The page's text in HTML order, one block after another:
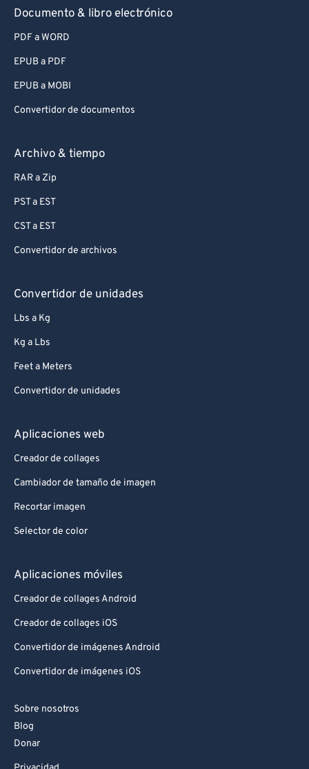
Documento & libro electrónico
PDF a WORD
EPUB a PDF
EPUB a MOBI
Convertidor de documentos
Archivo & tiempo
RAR a Zip
PST a EST
CST a EST
Convertidor de archivos
Convertidor de unidades
Lbs a Kg
Kg a Lbs
Feet a Meters
Convertidor de unidades
Aplicaciones web
Creador de collages
Cambiador de tamaño de imagen
Recortar imagen
Selector de color
Aplicaciones móviles
Creador de collages Android
Creador de collages iOS
Convertidor de imágenes Android
Convertidor de imágenes iOS
Sobre nosotros
Blog
Donar